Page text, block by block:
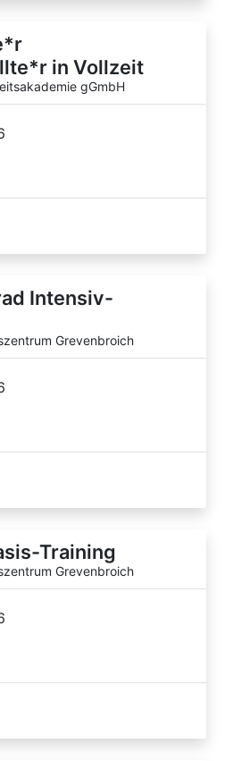
in Vollzeit
gGmbH
Intensiv-
Grevenbroich
Training
Grevenbroich